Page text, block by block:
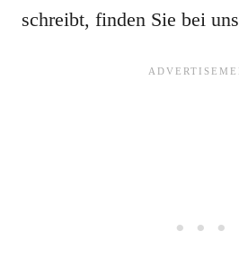
schreibt, finden Sie bei uns